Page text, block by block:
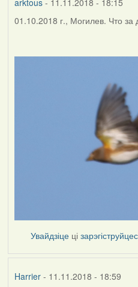
arktous- 11.11.2018 - 18:15
01.10.2018 г., Могилев. Что за
Увайдзіце ці
Harrier- 11.11.2018 - 18:59